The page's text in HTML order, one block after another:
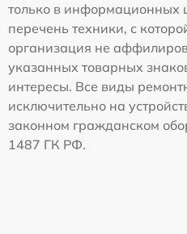
только в информационных
перечень техники, с
организация не
указанных товарных
интересы. Все виды
исключительно на
законном гражданском
1487 ГК РФ.